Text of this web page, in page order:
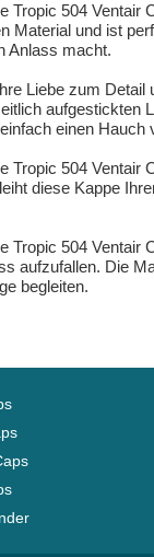
Tropic 504
Material und ist
Anlass macht.
Liebe zum
aufgestickten
einen
Tropic 504
diese Kappe
Tropic 504
aufzufallen. Die
begleiten.